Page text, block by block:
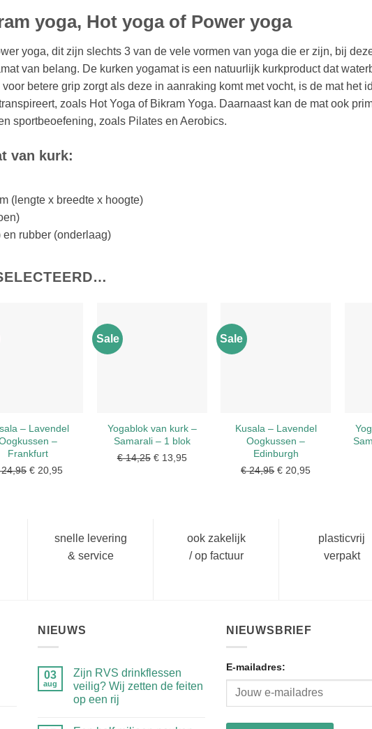
yoga, Hot yoga of Power yoga
yoga, dit zijn slechts 3 van de vele vormen van yoga die er zijn, bij
van belang. De kurken yogamat is een natuurlijk kurkproduct dat
betere grip zorgt als deze in aanraking komt met vocht, is de mat het
zoals Hot Yoga of Bikram Yoga. Daarnaast kan de mat ook
sportbeoefening, zoals Pilates en Aerobics.
van kurk:
(lengte x breedte x hoogte)
rubber (onderlaag)
– Lavendel
–
Frankfurt
Oorspronkelijke
€ 20,95
Sale
Yogablok van kurk –
Samarali – 1 blok
€14,25 Oorspronkelijke
€13,95Huidige
Sale
Kusala – Lavendel
Oogkussen –
Edinburgh
€24,95 Oorspronkelijke
€ 20,95
snelle levering
& service
ook zakelijk
/ op factuur
plasticvrij
verpakt
NIEUWS
03
aug
Zijn RVS drinkflessen
veilig? Wij zetten de feiten
op een rij
NIEUWSBRIEF
E-mailadres: